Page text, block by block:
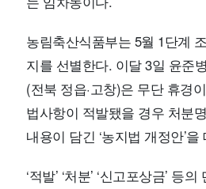
농림축산식품부는 5월 1단계
지를 선별한다. 이달 3일 윤준
(전북 정읍·고창)은 무단 휴경
법사항이 적발됐을 경우 처분
내용이 담긴 ‘농지법 개정안’
‘적발’ ‘처분’ ‘신고포상금’ 등